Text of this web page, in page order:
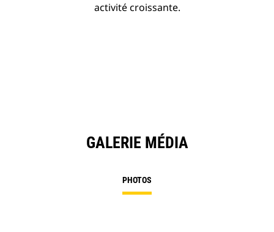
activité croissante.
GALERIE MÉDIA
PHOTOS